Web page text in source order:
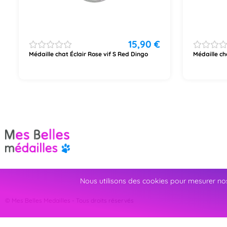
15,90 €
Médaille chat Éclair Rose vif S Red Dingo Médaille
© Mes Belles Medailles - Tous droits réservés
Nous utilisons des cookies pour mesurer